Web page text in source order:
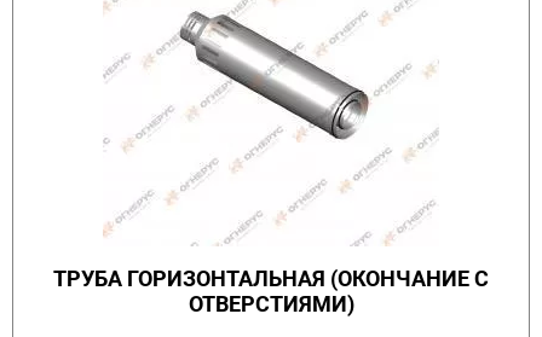
ТРУБА ГОРИЗОНТАЛЬНАЯ (ОКОНЧАНИЕ С
ОТВЕРСТИЯМИ)